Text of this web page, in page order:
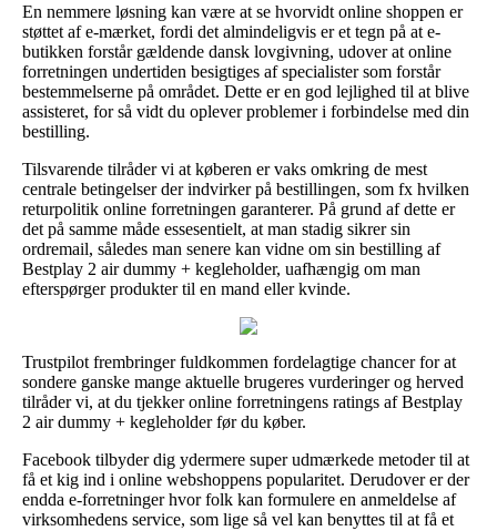
En nemmere løsning kan være at se hvorvidt online shoppen er
støttet af e-mærket, fordi det almindeligvis er et tegn på at e-
butikken forstår gældende dansk lovgivning, udover at online
forretningen undertiden besigtiges af specialister som forstår
bestemmelserne på området. Dette er en god lejlighed til at blive
assisteret, for så vidt du oplever problemer i forbindelse med din
bestilling.
Tilsvarende tilråder vi at køberen er vaks omkring de mest
centrale betingelser der indvirker på bestillingen, som fx hvilken
returpolitik online forretningen garanterer. På grund af dette er
det på samme måde essesentielt, at man stadig sikrer sin
ordremail, således man senere kan vidne om sin bestilling af
Bestplay 2 air dummy + kegleholder, uafhængig om man
efterspørger produkter til en mand eller kvinde.
Trustpilot frembringer fuldkommen fordelagtige chancer for at
sondere ganske mange aktuelle brugeres vurderinger og herved
tilråder vi, at du tjekker online forretningens ratings af Bestplay
2 air dummy + kegleholder før du køber.
Facebook tilbyder dig ydermere super udmærkede metoder til at
få et kig ind i online webshoppens popularitet. Derudover er der
endda e-forretninger hvor folk kan formulere en anmeldelse af
virksomhedens service, som lige så vel kan benyttes til at få et